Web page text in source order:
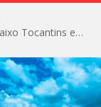
Igarapé-Miri conquista o melhor IDEB do Baixo Tocantins e avança na qualidade da educação pública